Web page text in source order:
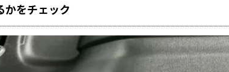
かをチェック